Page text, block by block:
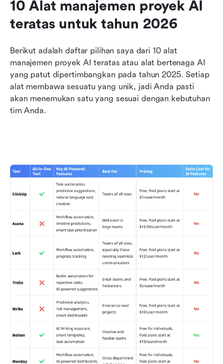
10 Alat manajemen proyek AI
teratas untuk tahun 2026
Berikut adalah daftar pilihan saya dari 10 alat
manajemen proyek AI teratas atau alat bertenaga AI
yang patut dipertimbangkan pada tahun 2025. Setiap
alat membawa sesuatu yang unik, jadi Anda pasti
akan menemukan satu yang sesuai dengan kebutuhan
tim Anda.